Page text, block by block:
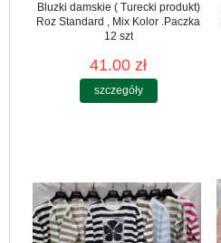
Bluzki damskie ( Turecki produkt)
Roz Standard , Mix Kolor .Paczka
12 szt
41.00 zł
szczegóły